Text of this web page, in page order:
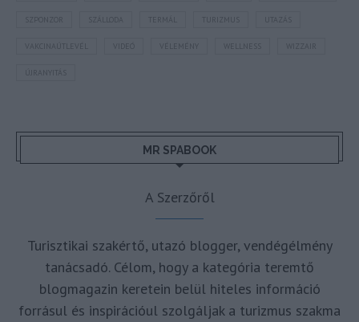
SZPONZOR SZÁLLODA TERMÁL TURIZMUS UTAZÁS
VAKCINAÚTLEVÉL WIZZAIR
ÚJRANYITÁS
MR SPABOOK
A Szerzőről
Turisztikai szakértő, utazó blogger, vendégélmény
tanácsadó. Célom, hogy a kategória teremtő
blogmagazin keretein belül hiteles információ
forrásul és inspirációul szolgáljak a turizmus szakma